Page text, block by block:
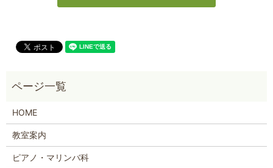
HOME
教室案内
ピアノ・マリンバ科